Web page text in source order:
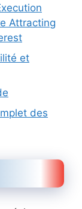
Attracting
et
des